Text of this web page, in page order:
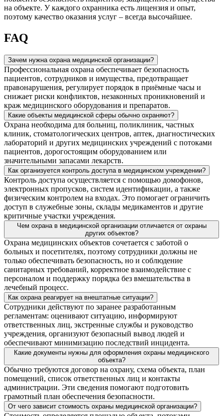
на объекте. У каждого охранника есть лицензия и опыт,
поэтому качество оказания услуг – всегда высочайшее.
FAQ
Зачем нужна охрана медицинской организации?
Профессиональная охрана обеспечивает безопасность
пациентов, сотрудников и имущества, предотвращает
правонарушения, регулирует порядок в приёмные часы и
снижает риски конфликтов, незаконных проникновений и
краж медицинского оборудования и препаратов.
Какие объекты медицинской сферы обычно охраняют?
Охрана необходима для больниц, поликлиник, частных
клиник, стоматологических центров, аптек, диагностических
лабораторий и других медицинских учреждений с потоками
пациентов, дорогостоящим оборудованием или
значительными запасами лекарств.
Как организуется контроль доступа в медицинском учреждении?
Контроль доступа осуществляется с помощью домофонов,
электронных пропусков, систем идентификации, а также
физическим контролем на входах. Это помогает ограничить
доступ в служебные зоны, склады медикаментов и другие
критичные участки учреждения.
Чем охрана в медицинской организации отличается от охраны
других объектов?
Охрана медицинских объектов сочетается с заботой о
больных и посетителях, поэтому сотрудники должны не
только обеспечивать безопасность, но и соблюдение
санитарных требований, корректное взаимодействие с
персоналом и поддержку порядка без вмешательства в
лечебный процесс.
Как охрана реагирует на внештатные ситуации?
Сотрудники действуют по заранее разработанным
регламентам: оценивают ситуацию, информируют
ответственных лиц, экстренные службы и руководство
учреждения, организуют безопасный вывод людей и
обеспечивают минимизацию последствий инцидента.
Какие документы нужны для оформления охраны медицинского
объекта?
Обычно требуются договор на охрану, схема объекта, план
помещений, список ответственных лиц и контакты
администрации. Эти сведения помогают подготовить
грамотный план обеспечения безопасности.
От чего зависит стоимость охраны медицинской организации?